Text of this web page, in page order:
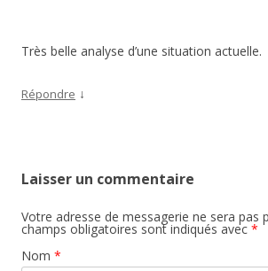
Très belle analyse d’une situation actuelle.
Répondre ↓
Laisser un commentaire
Votre adresse de messagerie ne sera pas
champs obligatoires sont indiqués avec *
Nom *